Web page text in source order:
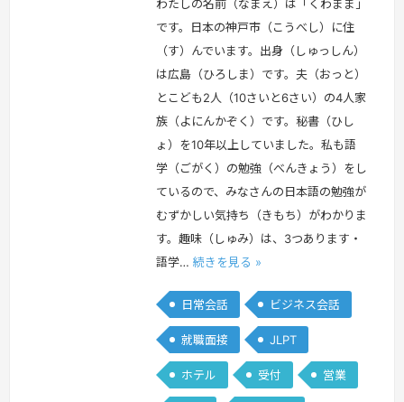
わたしの名前（なまえ）は「くわまま」
です。日本の神戸市（こうべし）に住
（す）んでいます。出身（しゅっしん）
は広島（ひろしま）です。夫（おっと）
とこども2人（10さいと6さい）の4人家
族（よにんかぞく）です。秘書（ひし
ょ）を10年以上していました。私も語
学（ごがく）の勉強（べんきょう）をし
ているので、みなさんの日本語の勉強が
むずかしい気持ち（きもち）がわかりま
す。趣味（しゅみ）は、3つあります・
語学… 続きを見る »
日常会話 ビジネス会話
就職面接 JLPT
ホテル 受付 営業